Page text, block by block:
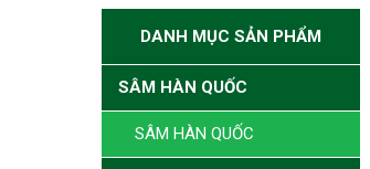
DANH MỤC SẢN PHẨM
SÂM HÀN QUỐC
SÂM HÀN QUỐC